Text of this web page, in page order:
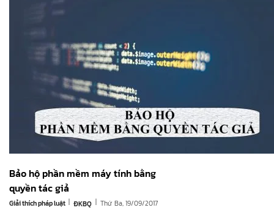
Bảo hộ phần mềm máy tính bằng
quyền tác giả
Giải thích pháp luật | ĐKBQ | Thứ Ba, 19/09/2017